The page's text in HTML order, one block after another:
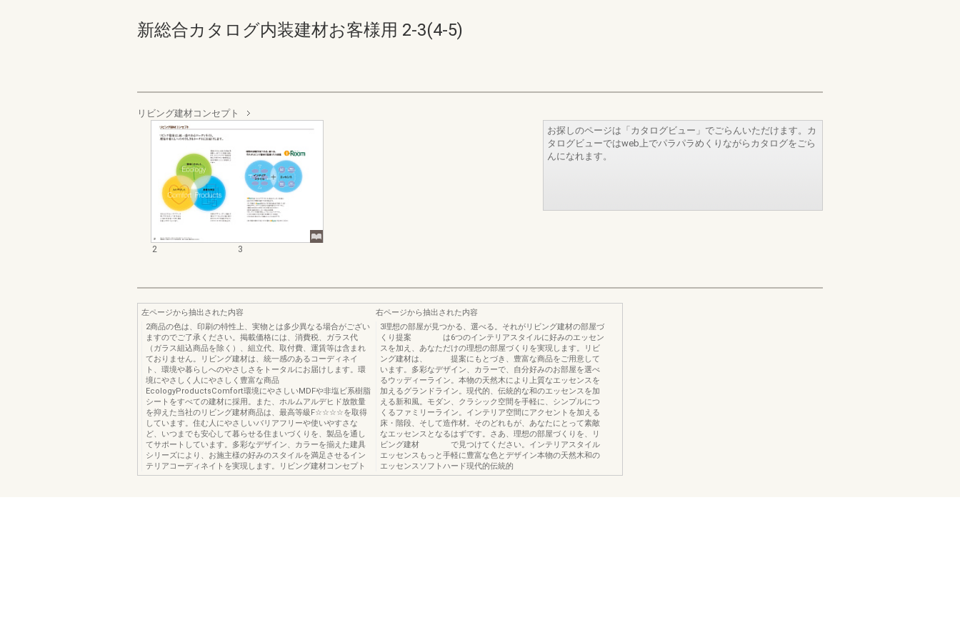
新総合カタログ内装建材お客様用 2-3(4-5)
リビング建材コンセプト
2 3
お探しのページは「カタログビュー」でごらんいただけます。カ
タログビューではweb上でパラパラめくりながらカタログをごら
んになれます。
左ページから抽出された内容
2商品の色は、印刷の特性上、実物とは多少異なる場合がござい
ますのでご了承ください。掲載価格には、消費税、ガラス代
（ガラス組込商品を除く）、組立代、取付費、運賃等は含まれ
ておりません。リビング建材は、統一感のあるコーディネイ
ト、環境や暮らしへのやさしさをトータルにお届けします。環
境にやさしく人にやさしく豊富な商品
EcologyProductsComfort環境にやさしいMDFや非塩ビ系樹脂
シートをすべての建材に採用。また、ホルムアルデヒド放散量
を抑えた当社のリビング建材商品は、最高等級F☆☆☆☆を取得
しています。住む人にやさしいバリアフリーや使いやすさな
ど、いつまでも安心して暮らせる住まいづくりを、製品を通し
てサポートしています。多彩なデザイン、カラーを揃えた建具
シリーズにより、お施主様の好みのスタイルを満足させるイン
テリアコーディネイトを実現します。リビング建材コンセプト
右ページから抽出された内容
3理想の部屋が見つかる、選べる。それがリビング建材の部屋づ
くり提案 は6つのインテリアスタイルに好みのエッセン
スを加え、あなただけの理想の部屋づくりを実現します。リビ
ング建材は、 提案にもとづき、豊富な商品をご用意して
います。多彩なデザイン、カラーで、自分好みのお部屋を選べ
るウッディーライン。本物の天然木により上質なエッセンスを
加えるグランドライン。現代的、伝統的な和のエッセンスを加
える新和風。モダン、クラシック空間を手軽に、シンプルにつ
くるファミリーライン。インテリア空間にアクセントを加える
床・階段、そして造作材。そのどれもが、あなたにとって素敵
なエッセンスとなるはずです。さあ、理想の部屋づくりを、リ
ビング建材 で見つけてください。インテリアスタイル
エッセンスもっと手軽に豊富な色とデザイン本物の天然木和の
エッセンスソフトハード現代的伝統的